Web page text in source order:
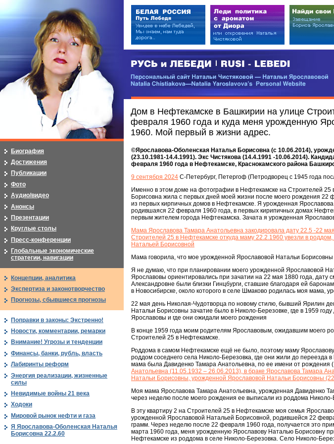
РУСЬ и ЛЕБЕДИ | RUSI — LEBEDI
Персональный сайт Натальи Чистяковой — Натальи Ярославовой
Дом в Нефтекамске в Башкирии на улице
февраля 1960 года и куда меня урожденную
1960. Мой первый в жизни адрес.
©Ярославова-Оболенская Наталья Борисовна (с 10.06.2014),
(23.10.1981-14.4.1991). Экс Чистякова (14.4.1991 -10.06.2014).
февраля 1960 года в Нефтекамске, Краснокамского района
9 сентября 2024 С-Петербург, Петергоф (Петродворец с 1945 года
Именно в этом доме на фотографии в Нефтекамске на Строителей 25
Борисовна жила с первых дней моей жизни после моего рождения 22
из первых кирпичных домов в Нефтекамске. Я урожденная
родившаяся 22 февраля 1960 года, в первых кирипичных домах
первым жителем города Нефтекамска. Зачата я урожденная
Мама Ярославова Тамара Анатольевна закодировала дату 22.5 -22
Строителей 25 в Нефтекамске откуда маму 22.2.1960 увезли в
Натальей Борисовной
Мама говорила, что мое урожденной Ярославовой Натальи
Я не думаю, что при планировании моего урожденной Ярославовой
Ярославовы ориентировались при зачатии на 22 мая 1880 года,
Александровне были близки Гинцбурги, ставшие благодаря ей
в Новосибирске, около которого в селе Шмаково родилась моя мама,
22 мая день Николая-Чудотворца по новому стилю, бывший Ярилин
Натальи Борисовны зачатие было в Николо-Березовке, где в 1959
Ярославовы и где они ожидали моего рождения
В конце 1959 года моим родителям Ярославовым, ожидавшим моего
Строителей 25 в Нефтекамске.
Роддома в самом Нефтекамске ещё не было, поэтому маму
роддом соседнего села Николо-Березовка, где они жили до переезда
мама была Давиденко Тамара Анатольевна, по ее имени от рождения (
Анатольевна (11.05.1932 – 26.06.2013), в браке Ярославова Тамара
Натальи Борисовны, урожденной Ярославовой Натальи Борисовны
Моя мама Ярославова Тамара Анатольевна, урожденная Давиденко
через неделю после моего рождения ее выписали из роддома Николо-
В эту квартиру 2 на Строителей 25 в Нефтекамске моя семья
урожденной Ярославовой Натальей Борисовной, родившейся 22
грамм. Через неделю после 22 февраля 1960 года, получается это
марта 1960 года, меня урожденную Ярославову Наталью Борисовну
Нефтекамске из роддома в селе Николо-Березовка. Село Николо-
Биография
Достижения
Публикации
Фото
Аудио/видео
Анонсы
Презентации
Круглые столы
Пресс-конференции
Глобальные экономические
стратегии, навигации
Концепции, аналитика
Экспертиза и законотворчество
Прогнозы, сбывшиеся прогнозы
Поправки в законы: Экстренно!
Новости, комментарии, ремарки
Внимание! Угрозы и тенденции
Финансы, банки, рубль, власть
Лабиринты реформ
Энергия реализации, жизненные
силы
Невидимые войны 21 века
Ходоки
Мировой рынок нефти и газа
Я Ярославова-Оболенская Наталья
Борисовна 22.2.60